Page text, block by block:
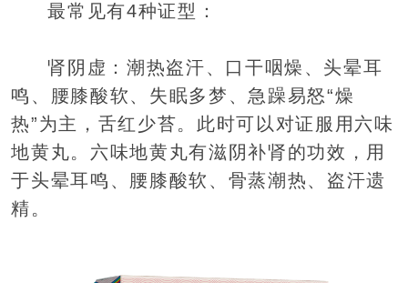
最常见有4种证型：
肾阴虚：潮热盗汗、口干咽燥、头晕耳
鸣、腰膝酸软、失眠多梦、急躁易怒“燥
热”为主，舌红少苔。此时可以对证服用六味
地黄丸。六味地黄丸有滋阴补肾的功效，用
于头晕耳鸣、腰膝酸软、骨蒸潮热、盗汗遗
精。